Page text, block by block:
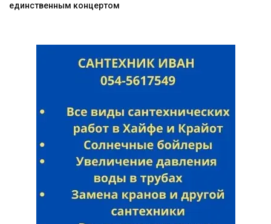
единственным концертом